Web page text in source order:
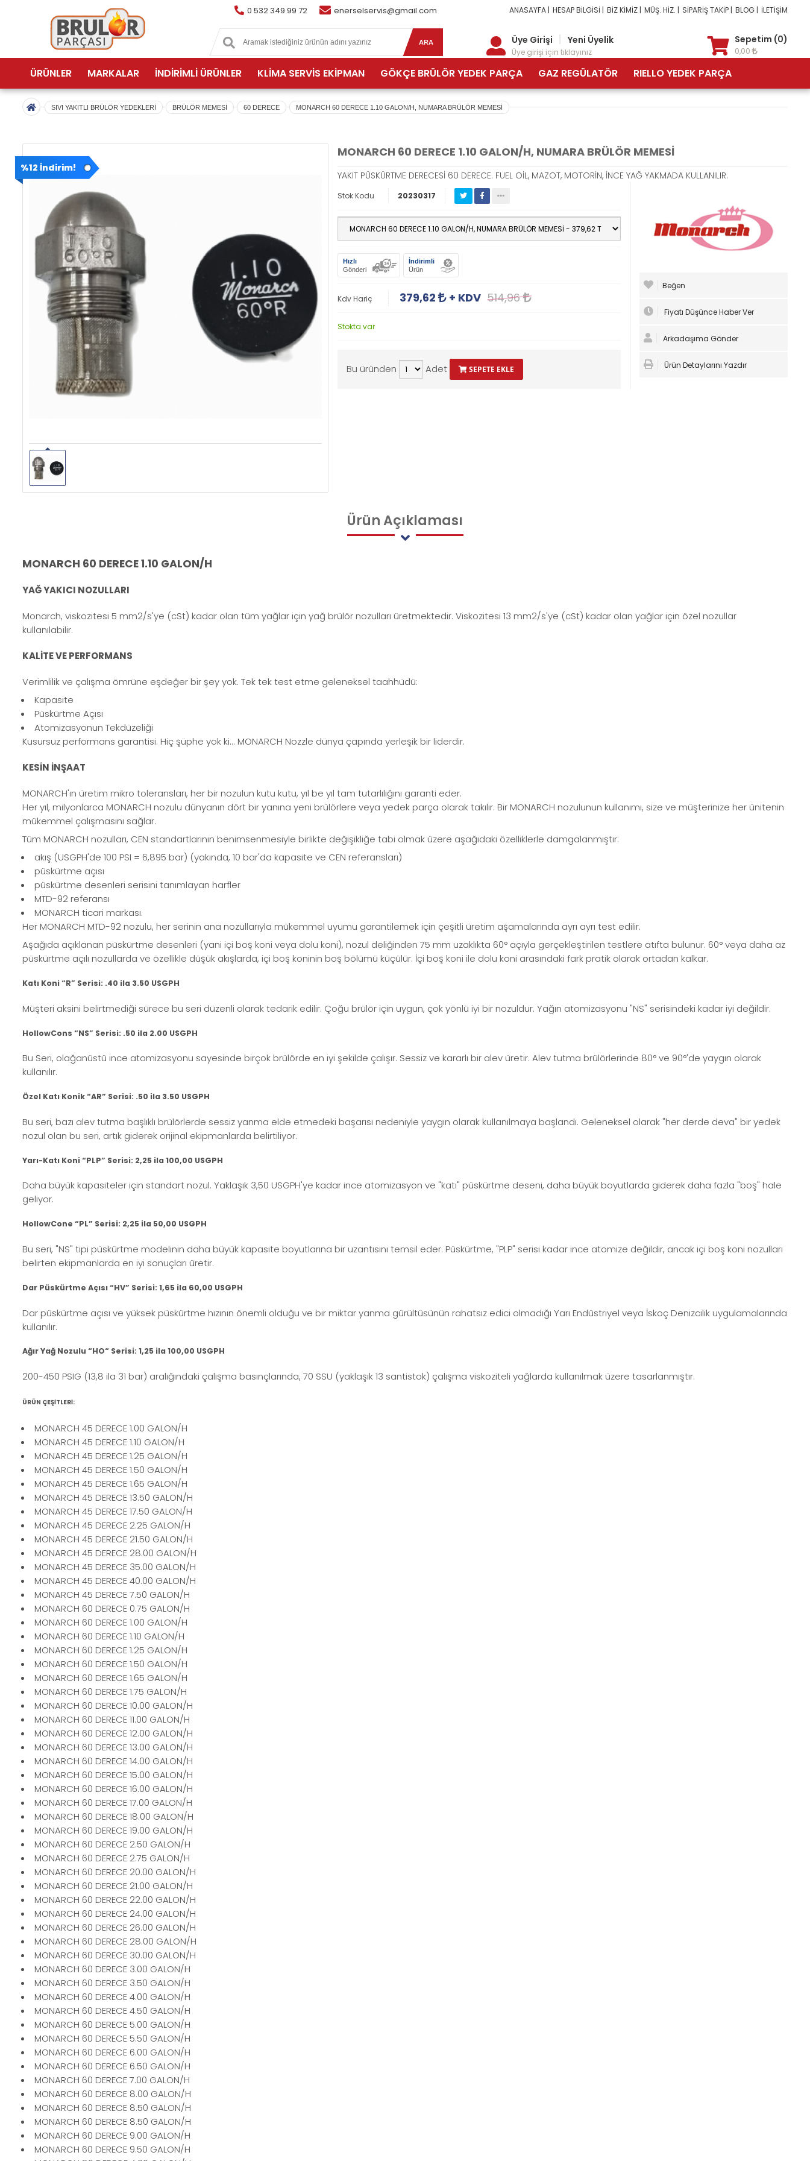
0 532 349 99 72 enerselservis@gmail.com
ARA
ANASAYFA | HESAP BİLGİSİ | BİZ KİMİZ | MÜŞ. HİZ. | SİPARİŞ TAKİP | BLOG | İLETİŞİM
Üye Girişi Yeni Üyelik
Üye girişi için tıklayınız
Sepetim (0)
0,00
ÜRÜNLER MARKALAR İNDİRİMLİ ÜRÜNLER KLİMA SERVİS EKİPMAN GÖKÇE BRÜLÖR YEDEK PARÇA GAZ REGÜLATÖR RIELLO YEDEK PARÇA
SIVI YAKITLI BRÜLÖR YEDEKLERİ BRÜLÖR MEMESİ 60 DERECE MONARCH 60 DERECE 1.10 GALON/H, NUMARA BRÜLÖR MEMESİ
%12 İndirim!
MONARCH 60 DERECE 1.10 GALON/H, NUMARA BRÜLÖR MEMESİ
YAKIT PÜSKÜRTME DERECESİ 60 DERECE. FUEL OİL, MAZOT, MOTORİN, İNCE YAĞ YAKMADA KULLANILIR.
Stok Kodu 20230317
Hızlı
Gönderi
İndirimli
Ürün
Kdv Hariç 379,62 + KDV 514,96
Stokta var
Bu üründen Adet SEPETE EKLE
Beğen
Fiyatı Düşünce Haber Ver
Arkadaşıma Gönder
Ürün Detaylarını Yazdır
ÜrünAçıklaması
MONARCH 60 DERECE 1.10 GALON/H
YAĞ YAKICI NOZULLARI
Monarch, viskozitesi 5 mm2/s'ye (cSt) kadar olan tüm yağlar için yağ brülör nozulları üretmektedir. Viskozitesi 13 mm2/s'ye (cSt) kadar olan yağlar için özel nozullar
kullanılabilir.
KALİTE VE PERFORMANS
Verimlilik ve çalışma ömrüne eşdeğer bir şey yok. Tek tek test etme geleneksel taahhüdü:
Kapasite
Püskürtme Açısı
Atomizasyonun Tekdüzeliği
Kusursuz performans garantisi. Hiç şüphe yok ki... MONARCH Nozzle dünya çapında yerleşik bir liderdir.
KESİN İNŞAAT
MONARCH'ın üretim mikro toleransları, her bir nozulun kutu kutu, yıl be yıl tam tutarlılığını garanti eder.
Her yıl, milyonlarca MONARCH nozulu dünyanın dört bir yanına yeni brülörlere veya yedek parça olarak takılır. Bir MONARCH nozulunun kullanımı, size ve müşterinize her ünitenin
mükemmel çalışmasını sağlar.
Tüm MONARCH nozulları, CEN standartlarının benimsenmesiyle birlikte değişikliğe tabi olmak üzere aşağıdaki özelliklerle damgalanmıştır:
akış (USGPH'de 100 PSI = 6,895 bar) (yakında, 10 bar'da kapasite ve CEN referansları)
püskürtme açısı
püskürtme desenleri serisini tanımlayan harfler
MTD-92 referansı
MONARCH ticari markası.
Her MONARCH MTD-92 nozulu, her serinin ana nozullarıyla mükemmel uyumu garantilemek için çeşitli üretim aşamalarında ayrı ayrı test edilir.
Aşağıda açıklanan püskürtme desenleri (yani içi boş koni veya dolu koni), nozul deliğinden 75 mm uzaklıkta 60° açıyla gerçekleştirilen testlere atıfta bulunur. 60° veya daha az
püskürtme açılı nozullarda ve özellikle düşük akışlarda, içi boş koninin boş bölümü küçülür. İçi boş koni ile dolu koni arasındaki fark pratik olarak ortadan kalkar.
Katı Koni “R” Serisi: .40 ila 3.50 USGPH
Müşteri aksini belirtmediği sürece bu seri düzenli olarak tedarik edilir. Çoğu brülör için uygun, çok yönlü iyi bir nozuldur. Yağın atomizasyonu "NS" serisindeki kadar iyi değildir.
HollowCons “NS” Serisi: .50 ila 2.00 USGPH
Bu Seri, olağanüstü ince atomizasyonu sayesinde birçok brülörde en iyi şekilde çalışır. Sessiz ve kararlı bir alev üretir. Alev tutma brülörlerinde 80° ve 90°'de yaygın olarak
kullanılır.
Özel Katı Konik “AR” Serisi: .50 ila 3.50 USGPH
Bu seri, bazı alev tutma başlıklı brülörlerde sessiz yanma elde etmedeki başarısı nedeniyle yaygın olarak kullanılmaya başlandı. Geleneksel olarak "her derde deva" bir yedek
nozul olan bu seri, artık giderek orijinal ekipmanlarda belirtiliyor.
Yarı-Katı Koni “PLP” Serisi: 2,25 ila 100,00 USGPH
Daha büyük kapasiteler için standart nozul. Yaklaşık 3,50 USGPH'ye kadar ince atomizasyon ve "katı" püskürtme deseni, daha büyük boyutlarda giderek daha fazla "boş" hale
geliyor.
HollowCone “PL” Serisi: 2,25 ila 50,00 USGPH
Bu seri, "NS" tipi püskürtme modelinin daha büyük kapasite boyutlarına bir uzantısını temsil eder. Püskürtme, "PLP" serisi kadar ince atomize değildir, ancak içi boş koni nozulları
belirten ekipmanlarda en iyi sonuçları üretir.
Dar Püskürtme Açısı “HV” Serisi: 1,65 ila 60,00 USGPH
Dar püskürtme açısı ve yüksek püskürtme hızının önemli olduğu ve bir miktar yanma gürültüsünün rahatsız edici olmadığı Yarı Endüstriyel veya İskoç Denizcilik uygulamalarında
kullanılır.
Ağır Yağ Nozulu “HO“ Serisi: 1,25 ila 100,00 USGPH
200-450 PSIG (13,8 ila 31 bar) aralığındaki çalışma basınçlarında, 70 SSU (yaklaşık 13 santistok) çalışma viskoziteli yağlarda kullanılmak üzere tasarlanmıştır.
ÜRÜN ÇEŞİTLERİ:
MONARCH 45 DERECE 1.00 GALON/H
MONARCH 45 DERECE 1.10 GALON/H
MONARCH 45 DERECE 1.25 GALON/H
MONARCH 45 DERECE 1.50 GALON/H
MONARCH 45 DERECE 1.65 GALON/H
MONARCH 45 DERECE 13.50 GALON/H
MONARCH 45 DERECE 17.50 GALON/H
MONARCH 45 DERECE 2.25 GALON/H
MONARCH 45 DERECE 21.50 GALON/H
MONARCH 45 DERECE 28.00 GALON/H
MONARCH 45 DERECE 35.00 GALON/H
MONARCH 45 DERECE 40.00 GALON/H
MONARCH 45 DERECE 7.50 GALON/H
MONARCH 60 DERECE 0.75 GALON/H
MONARCH 60 DERECE 1.00 GALON/H
MONARCH 60 DERECE 1.10 GALON/H
MONARCH 60 DERECE 1.25 GALON/H
MONARCH 60 DERECE 1.50 GALON/H
MONARCH 60 DERECE 1.65 GALON/H
MONARCH 60 DERECE 1.75 GALON/H
MONARCH 60 DERECE 10.00 GALON/H
MONARCH 60 DERECE 11.00 GALON/H
MONARCH 60 DERECE 12.00 GALON/H
MONARCH 60 DERECE 13.00 GALON/H
MONARCH 60 DERECE 14.00 GALON/H
MONARCH 60 DERECE 15.00 GALON/H
MONARCH 60 DERECE 16.00 GALON/H
MONARCH 60 DERECE 17.00 GALON/H
MONARCH 60 DERECE 18.00 GALON/H
MONARCH 60 DERECE 19.00 GALON/H
MONARCH 60 DERECE 2.50 GALON/H
MONARCH 60 DERECE 2.75 GALON/H
MONARCH 60 DERECE 20.00 GALON/H
MONARCH 60 DERECE 21.00 GALON/H
MONARCH 60 DERECE 22.00 GALON/H
MONARCH 60 DERECE 24.00 GALON/H
MONARCH 60 DERECE 26.00 GALON/H
MONARCH 60 DERECE 28.00 GALON/H
MONARCH 60 DERECE 30.00 GALON/H
MONARCH 60 DERECE 3.00 GALON/H
MONARCH 60 DERECE 3.50 GALON/H
MONARCH 60 DERECE 4.00 GALON/H
MONARCH 60 DERECE 4.50 GALON/H
MONARCH 60 DERECE 5.00 GALON/H
MONARCH 60 DERECE 5.50 GALON/H
MONARCH 60 DERECE 6.00 GALON/H
MONARCH 60 DERECE 6.50 GALON/H
MONARCH 60 DERECE 7.00 GALON/H
MONARCH 60 DERECE 8.00 GALON/H
MONARCH 60 DERECE 8.50 GALON/H
MONARCH 60 DERECE 8.50 GALON/H
MONARCH 60 DERECE 9.00 GALON/H
MONARCH 60 DERECE 9.50 GALON/H